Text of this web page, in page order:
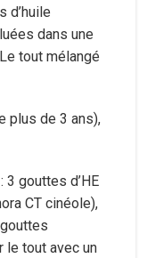
d’huile
dans une
tout mélangé
plus de 3 ans),
gouttes d’HE
CT cinéole),
le tout avec un